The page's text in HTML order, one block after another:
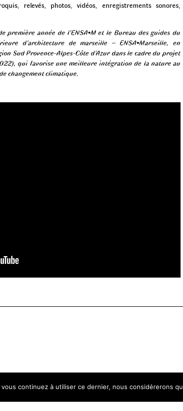
relevés, photos, vidéos, enregistrements sonores,
première année de l’ENSA•M et le Bureau des guides du
d’architecture de marseille – ENSA•Marseille, en
Sud Provence-Alpes-Côte d’Azur dans le cadre du projet
qui favorise une meilleure intégration de la nature au
changement climatique.
continuez à utiliser ce dernier, nous considérerons